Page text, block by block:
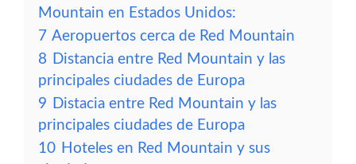
Mountain en Estados Unidos:
7 Aeropuertos cerca de Red Mountain
8 Distancia entre Red Mountain y las
principales ciudades de Europa
9 Distacia entre Red Mountain y las
principales ciudades de Europa
10 Hoteles en Red Mountain y sus